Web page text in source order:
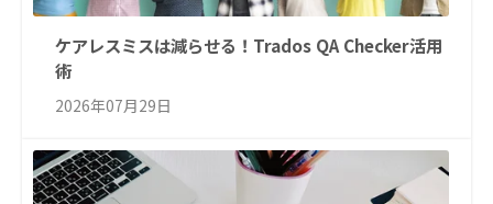
ケアレスミスは減らせる！Trados QA Checker活用
術
2026年07月29日